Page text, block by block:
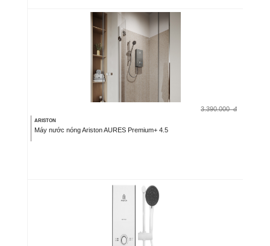
3.390.000 đ
ARISTON
Máy nước nóng Ariston AURES Premium+ 4.5